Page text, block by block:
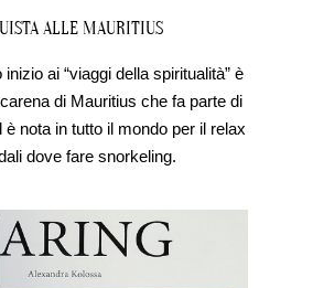
ALLE MAURITIUS
ai “viaggi della spiritualità” è
di Mauritius che fa parte di
è nota in tutto il mondo per il relax
dove fare snorkeling.